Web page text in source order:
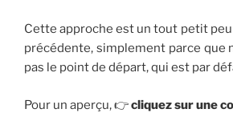
Cette approche est un tout petit
précédente, simplement parce que
pas le point de départ, qui est par
Pour un aperçu, 👉cliquez sur une